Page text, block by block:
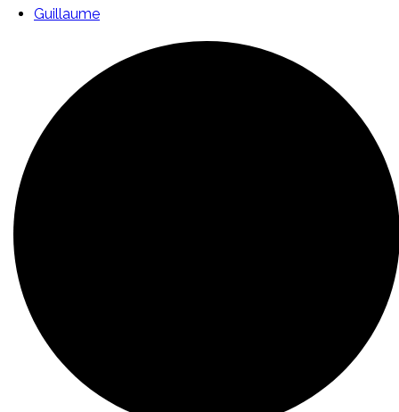
Guillaume